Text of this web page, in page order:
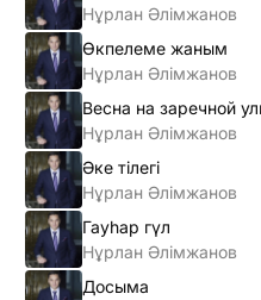
Нұрлан Әлімжанов
Өкпелеме жаным
Нұрлан Әлімжанов
Весна на заречной
Нұрлан Әлімжанов
Әке тілегі
Нұрлан Әлімжанов
Гауһар гүл
Нұрлан Әлімжанов
Досыма